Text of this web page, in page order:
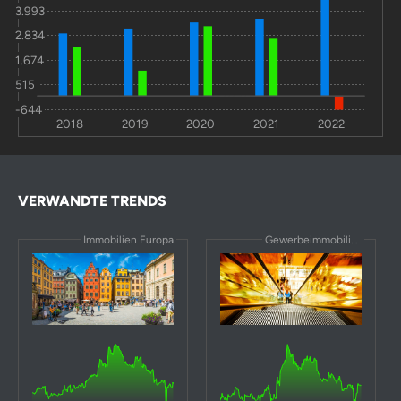
2018 2019 2020 2021 2022
3.993
2.834
1.674
515
-644
VERWANDTE TRENDS
Immobilien Europa Gewerbeimmobilien Deutschland